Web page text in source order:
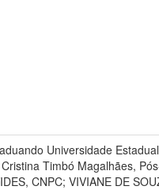
Universidade
Timbó Magalhães,
CNPC; VIVIANE DE